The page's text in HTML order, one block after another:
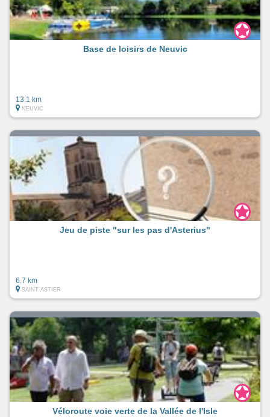
Base de loisirs de Neuvic
13.1 km
NEUVIC
Jeu de piste "sur les pas d'Asterius"
6.7 km
SAINT-ASTIER
Véloroute voie verte de la Vallée de l'Isle